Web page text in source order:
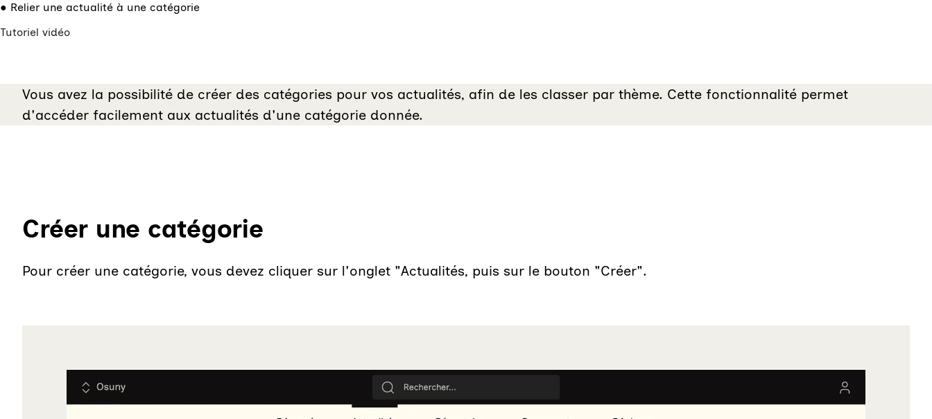
Relier une actualité à une catégorie
Tutoriel vidéo
Vous avez la possibilité de créer des catégories pour vos actualités, afin de les classer par thème. Cette fonctionnalité permet
d'accéder facilement aux actualités d'une catégorie donnée.
Créer une catégorie
Pour créer une catégorie, vous devez cliquer sur l'onglet "Actualités, puis sur le bouton "Créer".